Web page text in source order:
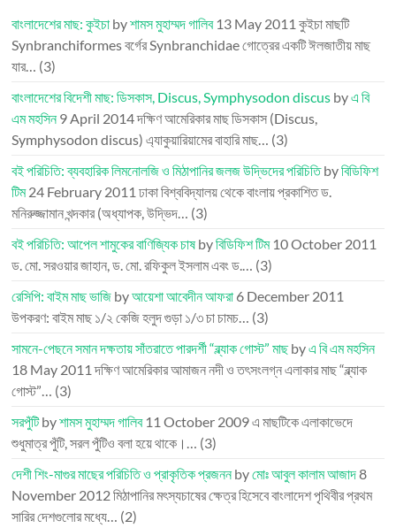
বাংলাদেশের মাছ: কুইচা byশামস মুহাম্মদ গালিব 13 May 2011 কুইচা মাছটি
Synbranchiformes বর্গের Synbranchidae গোত্রের একটি ঈলজাতীয় মাছ
যার… (3)
বাংলাদেশের বিদেশী মাছ: ডিসকাস, Discus, Symphysodon discus byএ বি
এম মহসিন9 April 2014দক্ষিণ আমেরিকার মাছ ডিসকাস (Discus,
Symphysodon discus) এ্যাকুয়ারিয়ামের বাহারি মাছ… (3)
বই পরিচিতি: ব্যবহারিক লিমনোলজি ও মিঠাপানির জলজ উদ্ভিদের পরিচিতিbyবিডিফিশ
টিম24 February 2011 ঢাকা বিশ্ববিদ্যালয় থেকে বাংলায় প্রকাশিত ড.
মনিরুজ্জামান খন্দকার (অধ্যাপক, উদ্ভিদ… (3)
বই পরিচিতি: আপেল শামুকের বাণিজ্যিক চাষbyবিডিফিশ টিম 10 October 2011
ড. মো. সরওয়ার জাহান, ড. মো. রফিকুল ইসলাম এবং ড.… (3)
রেসিপি: বাইম মাছ ভাজি byআয়েশা আবেদীন আফরা 6 December 2011
উপকরণ: বাইম মাছ ১/২ কেজি হলুদ গুড়া ১/৩ চা চামচ… (3)
সামনে-পেছনে সমান দক্ষতায় সাঁতরাতে পারদর্শী “ব্ল্যাক গোস্ট” মাছbyএ বি এম মহসিন
18 May 2011 দক্ষিণ আমেরিকার আমাজন নদী ও তৎসংলগ্ন এলাকার মাছ “ব্ল্যাক
গোস্ট”… (3)
সরপুঁটিbyশামস মুহাম্মদ গালিব 11 October 2009এ মাছটিকে এলাকাভেদে
শুধুমাত্র পুঁটি, সরল পুঁটিও বলা হয়ে থাকে।… (3)
দেশী শিং-মাগুর মাছের পরিচিতি ও প্রাকৃতিক প্রজননbyমোঃ আবুল কালাম আজাদ8
November 2012মিঠাপানির মৎস্যচাষের ক্ষেত্র হিসেবে বাংলাদেশ পৃথিবীর প্রথম
সারির দেশগুলোর মধ্যে… (2)